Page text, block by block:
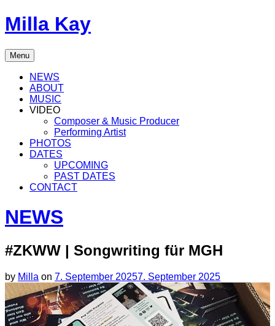
Skip
to
Milla Kay
Singer
|
Songwriter
Music
Producer
Menu
NEWS
ABOUT
MUSIC
VIDEO
Composer & Music Producer
Performing Artist
PHOTOS
DATES
UPCOMING
PAST DATES
CONTACT
NEWS
#ZKWW | Songwriting für MGH
by Milla on 7. September 20257. September 2025